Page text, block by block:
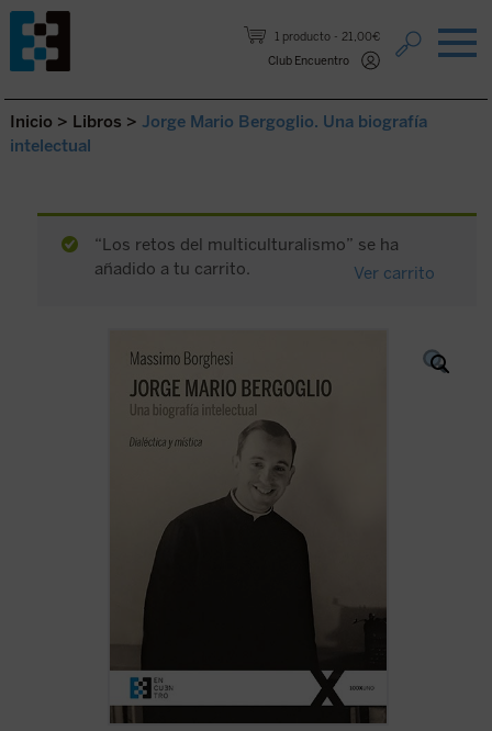
1 producto
21,00€
Club Encuentro
Saltar al contenido.
Inicio > Libros > Jorge Mario Bergoglio. Una biografía
intelectual
“Los retos del multiculturalismo” se ha
añadido a tu carrito.
Ver carrito